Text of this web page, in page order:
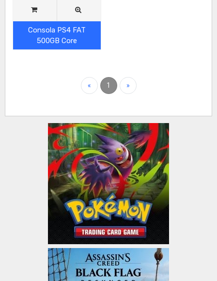
Consola PS4 FAT
500GB Core
« 1 »